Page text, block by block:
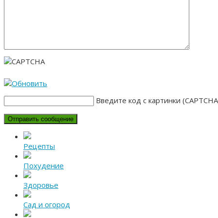
Введите код с картинки
Рецепты
Похудение
Здоровье
Сад и огород